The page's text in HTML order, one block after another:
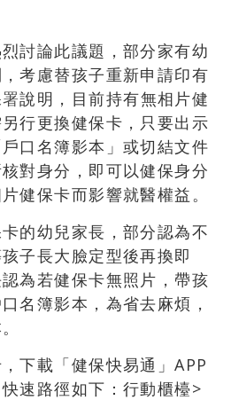
討論此議題，部分家有幼
考慮替孩子重新申請印有
說明，目前持有無相片健
行更換健保卡，只要出示
口名簿影本」或切結文件
對身分，即可以健保身分
健保卡而影響就醫權益。
的幼兒家長，部分認為不
子長大臉定型後再換即
為若健保卡無照片，帶孩
名簿影本，為省去麻煩，
下載「健保快易通」APP
速路徑如下：行動櫃檯>